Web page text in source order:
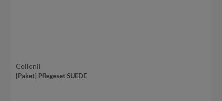
Collonil
[Paket] Pflegeset SUEDE